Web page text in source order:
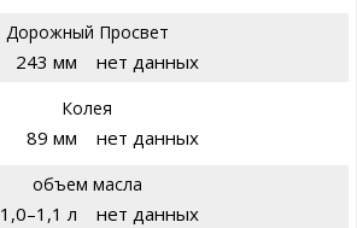
Дорожный Просвет
243 мм нет данных
Колея
89 мм нет данных
объем масла
1,0–1,1 л нет данных